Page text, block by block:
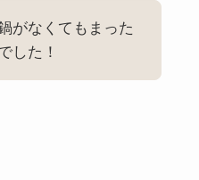
がなくてもまった
した！